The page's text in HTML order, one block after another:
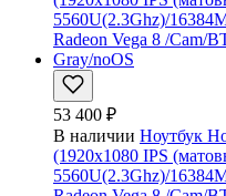
53 400 ₽
В наличии Ноутбук
(1920x1080 IPS
5560U(2.3Ghz)/